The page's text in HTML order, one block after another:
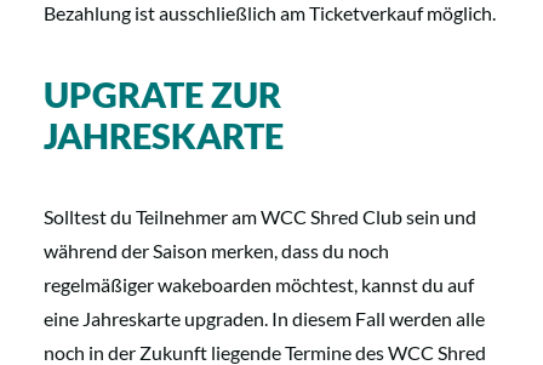
Bezahlung ist ausschließlich am Ticketverkauf möglich.
UPGRATE ZUR
JAHRESKARTE
Solltest du Teilnehmer am WCC Shred Club sein und
während der Saison merken, dass du noch
regelmäßiger wakeboarden möchtest, kannst du auf
eine Jahreskarte upgraden. In diesem Fall werden alle
noch in der Zukunft liegende Termine des WCC Shred